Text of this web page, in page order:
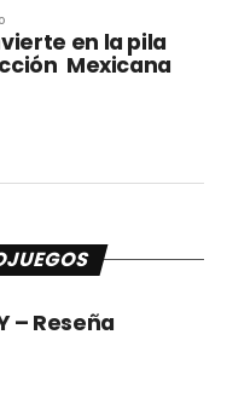
en la pila
Mexicana
– Reseña